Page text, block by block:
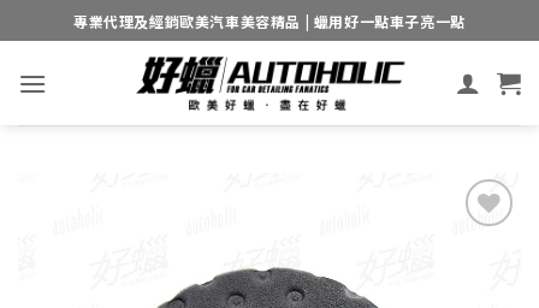
to
content
專業代理及經銷歐美汽車美容精品 | 蠟用好一點車子亮一點